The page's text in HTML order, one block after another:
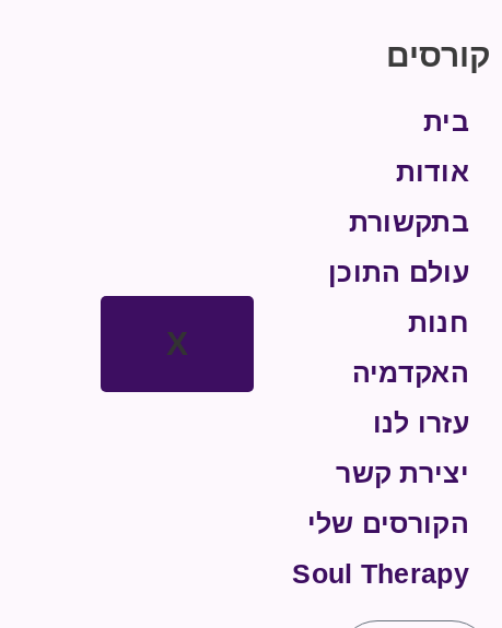
X
קורסים
בית
אודות
בתקשורת
עולם התוכן
חנות
האקדמיה
עזרו לנו
יצירת קשר
הקורסים שלי
Soul Therapy